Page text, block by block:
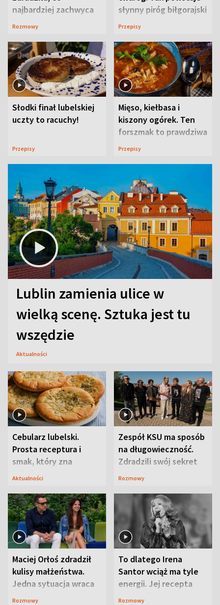
najbardziej zachwyca
ją w Lublinie
Rozmowy
słynny piróg biłgorajski
Przepisy
Słodki finał lubelskiej
uczty to racuchy!
Przepisy
Mięso, kiełbasa i
kiszony ogórek. Ten
forszmak to prawdziwa
uczta
Przepisy
Lublin zamienia ulice w
wielką scenę. Sztuka jest tu
wszędzie
Aktualności
Cebularz lubelski.
Prosta receptura i
smak, który zna
Lubelszczyzna
Aktualności
Zespół KSU ma sposób
na długowieczność.
Zdradzili swój sekret
Rozmowy
Maciej Orłoś zdradził
kulisy małżeństwa.
Jedna sytuacja wraca
jak bumerang
Rozmowy
To dlatego Irena
Santor wciąż ma tyle
energii. Jej recepta
jest zaskakująco
Rozmowy